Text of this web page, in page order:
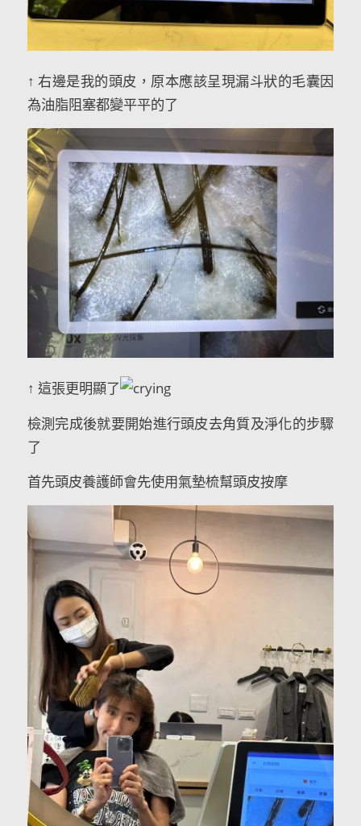
↑ 右邊是我的頭皮，原本應該呈現漏斗狀的毛囊因
為油脂阻塞都變平平的了
↑ 這張更明顯了
檢測完成後就要開始進行頭皮去角質及淨化的步驟
了
首先頭皮養護師會先使用氣墊梳幫頭皮按摩